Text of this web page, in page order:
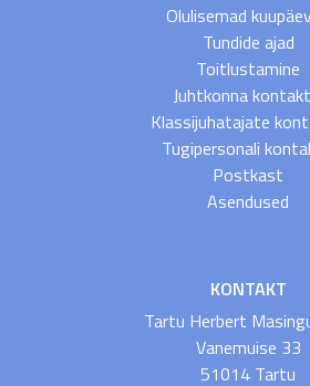
Olulisemad
Tundide ajad
Toitlustamine
Juhtkonna
Klassijuhatajate
Tugipersonali
Postkast
Asendused
KONTAKT
Tartu Herbert
Vanemuise 33
51014 Tartu